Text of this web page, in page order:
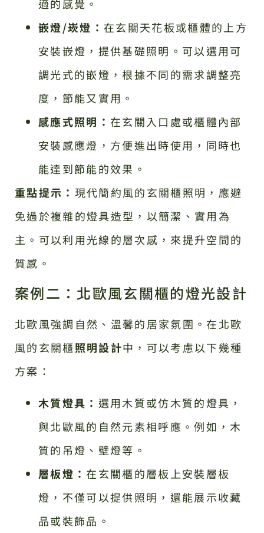
適的感覺。
嵌燈/崁燈： 在玄關天花板或櫃體的上方
安裝嵌燈，提供基礎照明。可以選用可
調光式的嵌燈，根據不同的需求調整亮
度，節能又實用。
感應式照明： 在玄關入口處或櫃體內部
安裝感應燈，方便進出時使用，同時也
能達到節能的效果。
重點提示： 現代簡約風的玄關櫃照明，應避
免過於複雜的燈具造型，以簡潔、實用為
主。可以利用光線的層次感，來提升空間的
質感。
案例二：北歐風玄關櫃的燈光設計
北歐風強調自然、溫馨的居家氛圍。在北歐
風的玄關櫃照明設計中，可以考慮以下幾種
方案：
木質燈具： 選用木質或仿木質的燈具，
與北歐風的自然元素相呼應。例如，木
質的吊燈、壁燈等。
層板燈： 在玄關櫃的層板上安裝層板
燈，不僅可以提供照明，還能展示收藏
品或裝飾品。